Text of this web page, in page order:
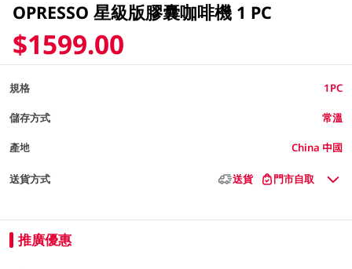
OPRESSO 星級版膠囊咖啡機 1 PC
$1599.00
規格 1PC
儲存方式 常溫
產地 China 中國
送貨方式 送貨 門市自取
推廣優惠